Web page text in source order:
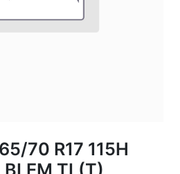
70 R17 115H
TL(T)